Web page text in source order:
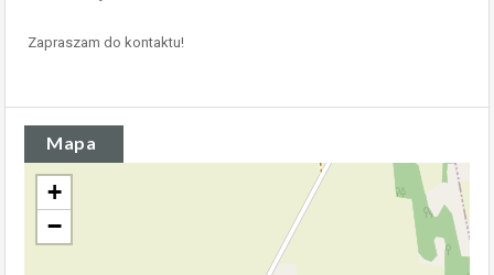
Zapraszam do kontaktu!
Mapa
+
−